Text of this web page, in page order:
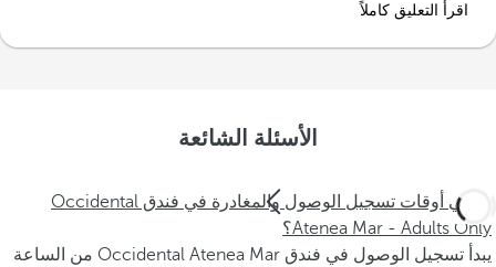
اقرأ التعليق كاملاً
الأسئلة الشائعة
ما هي أوقات تسجيل الوصول والمغادرة في فندق Occidental
Atenea Mar - Adults Only؟
يبدأ تسجيل الوصول في فندق Occidental Atenea Mar من الساعة